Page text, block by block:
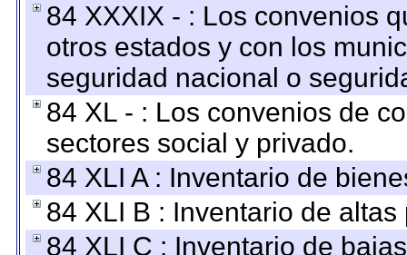
84 XXXIX - : Los convenios
otros estados y con los
seguridad nacional o
84 XL - : Los convenios de
sectores social y privado.
84 XLI A : Inventario de
84 XLI B : Inventario de
84 XLI C : Inventario de